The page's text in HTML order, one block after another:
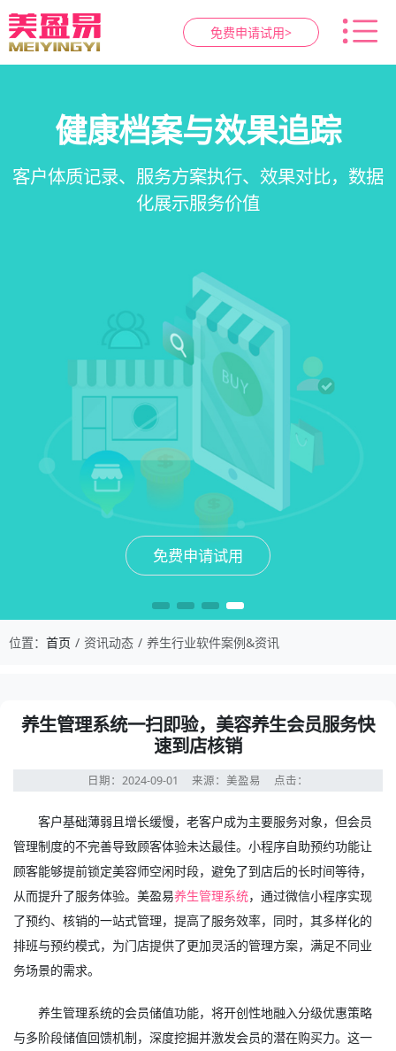
免费申请试用>
智慧养生馆管理系统
一站式解决养生馆预约、服务、会员、财务、营
销全流程数字化管理
免费申请试用
会员营销&锁客
会员积分、套餐定制、精准营销、客户关怀，提
升复购率与客单价
免费申请试用
预约与工位管理
在线预约、智能排班、技师调度、房间/床位状态
一目了然，提升资源利用率
免费申请试用
健康档案与效果追踪
客户体质记录、服务方案执行、效果对比，数据
化展示服务价值
免费申请试用
位置： 首页 资讯动态 养生行业软件案例&资讯
养生管理系统一扫即验，美容养生会员服务快
速到店核销
日期：2024-09-01 来源：美盈易 点击：
客户基础薄弱且增长缓慢，老客户成为主要服务对象，但会员
管理制度的不完善导致顾客体验未达最佳。小程序自助预约功能让
顾客能够提前锁定美容师空闲时段，避免了到店后的长时间等待，
从而提升了服务体验。美盈易养生管理系统，通过微信小程序实现
了预约、核销的一站式管理，提高了服务效率，同时，其多样化的
排班与预约模式，为门店提供了更加灵活的管理方案，满足不同业
务场景的需求。
养生管理系统的会员储值功能，将开创性地融入分级优惠策略
与多阶段储值回馈机制，深度挖掘并激发会员的潜在购买力。这一